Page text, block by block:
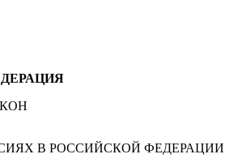
В РОССИЙСКОЙ ФЕДЕРАЦИИ